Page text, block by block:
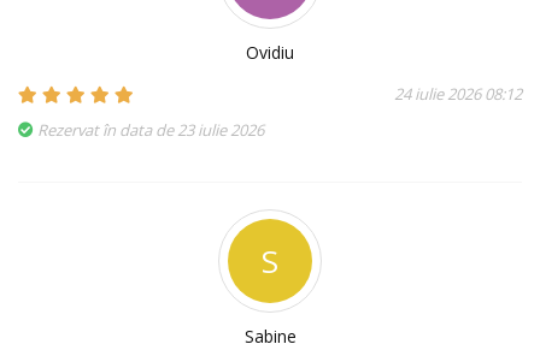
Ovidiu
24 iulie 2026 08:12
Rezervat în data de 23 iulie 2026
S
Sabine